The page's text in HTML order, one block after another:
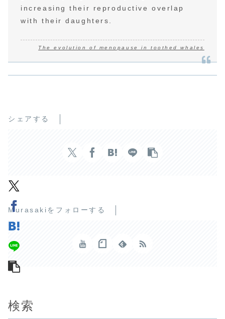
increasing their reproductive overlap
with their daughters.
The evolution of menopause in toothed whales
シェアする
Murasakiをフォローする
検索